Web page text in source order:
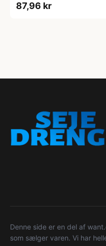
87,96 kr
Denne side er en del af
som sælger varen. Vi har